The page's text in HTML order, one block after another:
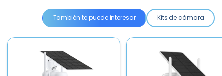
También te puede interesar Kits de cámara